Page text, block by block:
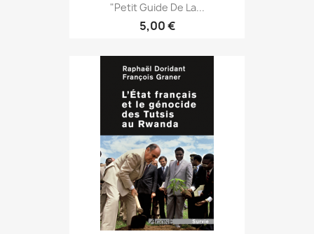
"Petit Guide De La...
5,00 €